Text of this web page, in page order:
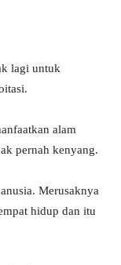
lagi untuk
alam
pernah kenyang.
Merusaknya
hidup dan itu